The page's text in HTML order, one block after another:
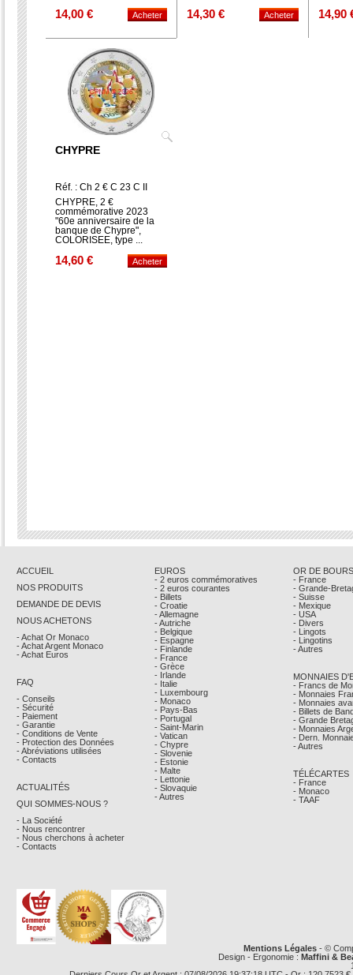
14,00 € 14,30 € 14,90
CHYPRE
Réf. : Ch 2 € C 23 C II
CHYPRE, 2 €
commémorative 2023
"60e anniversaire de la
banque de Chypre",
COLORISEE, type ...
14,60 €
ACCUEIL
NOS PRODUITS
DEMANDE DE DEVIS
NOUS ACHETONS
- Achat Or Monaco
- Achat Argent Monaco
- Achat Euros
FAQ
- Conseils
- Sécurité
- Paiement
- Garantie
- Conditions de Vente
- Protection des Données
- Abréviations utilisées
- Contacts
ACTUALITÉS
QUI SOMMES-NOUS ?
- La Société
- Nous rencontrer
- Nous cherchons à acheter
- Contacts
EUROS
- 2 euros commémoratives
- 2 euros courantes
- Billets
- Croatie
- Allemagne
- Autriche
- Belgique
- Espagne
- Finlande
- France
- Grèce
- Irlande
- Italie
- Luxembourg
- Monaco
- Pays-Bas
- Portugal
- Saint-Marin
- Vatican
- Chypre
- Slovenie
- Estonie
- Malte
- Lettonie
- Slovaquie
- Autres
OR DE
- France
- Grande-
- Suisse
- Mexique
- USA
- Divers
- Lingots
- Lingotins
- Autres
MONNAIES
- Francs de
- Monnaies
- Monnaies
- Billets de
- Grande
- Monnaies
- Dern.
- Autres
TÉLÉCARTES
- France
- Monaco
- TAAF
Mentions Légales- ©
Design - Ergonomie : Maffini &